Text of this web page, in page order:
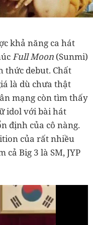
khả năng ca hát
Full Moon (Sunmi)
thức debut. Chất
là dù chưa thật
mạng còn tìm thấy
idol với bài hát
định của cô nàng.
của rất nhiều
Big 3 là SM, JYP